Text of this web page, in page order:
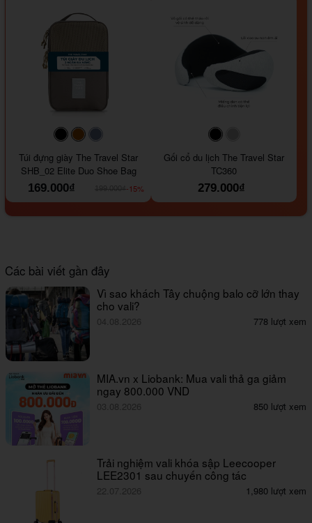
#000000#964B00
Túi đựng giày The Travel Star
SHB_02 Elite Duo Shoe Bag
169.000₫
-15%
#000000
Gối cổ du lịch The Travel Star
TC360
279.000₫
Các bài viết gần đây
Vì sao khách Tây chuộng balo cỡ lớn thay
cho vali?
04.08.2026 778 lượt xem
MIA.vn x Liobank: Mua vali thả ga giảm
ngay 800.000 VND
03.08.2026 850 lượt xem
Trải nghiệm vali khóa sập Leecooper
LEE2301 sau chuyến công tác
22.07.2026 1,980 lượt xem